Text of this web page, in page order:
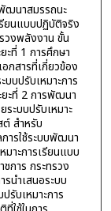
ฒนาสมรรถนะ
รียนแบบปฏิบัติจริง
วงพลังงาน ขั้น
ะที่ 1 การศึกษา
กสารที่เกี่ยวข้อง
บปรับเหมาะการ
ะที่ 2 การพัฒนา
ะบบปรับเหมาะ
สำหรับ
ารใช้ระบบพัฒนา
มาะการเรียนแบบ
การ กระทรวง
นำเสนอระบบ
รับเหมาะการ